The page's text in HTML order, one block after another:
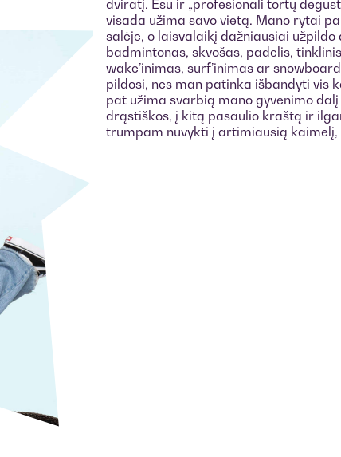
dviratį. Esu ir „profesionali tortų
visada užima savo vietą. Mano rytai
salėje, o laisvalaikį dažniausiai užpildo
badmintonas, skvošas, padelis,
wake’inimas, surf’inimas ar
pildosi, nes man patinka išbandyti vis
pat užima svarbią mano gyvenimo
drąstiškos, į kitą pasaulio kraštą ir
trumpam nuvykti į artimiausią